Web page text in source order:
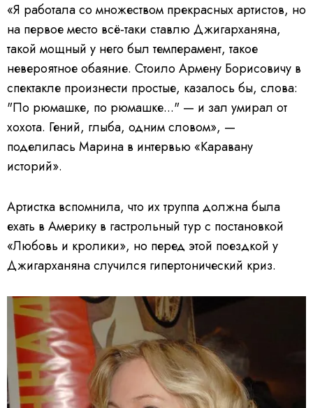
«Я работала со множеством прекрасных артистов, но
на первое место всё-таки ставлю Джигарханяна,
такой мощный у него был темперамент, такое
невероятное обаяние. Стоило Армену Борисовичу в
спектакле произнести простые, казалось бы, слова:
"По рюмашке, по рюмашке..." — и зал умирал от
хохота. Гений, глыба, одним словом», —
поделилась Марина в интервью «Каравану
историй».
Артистка вспомнила, что их труппа должна была
ехать в Америку в гастрольный тур с постановкой
«Любовь и кролики», но перед этой поездкой у
Джигарханяна случился гипертонический криз.